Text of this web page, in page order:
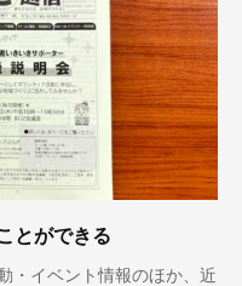
とができる
・イベント情報のほか、近